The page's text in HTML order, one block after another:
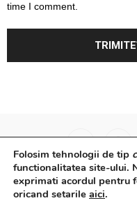
time I comment.
Surse Primare
Folosim tehnologii de tip
functionalitatea site-ului.
exprimati acordul pentru
oricand setarile aici.